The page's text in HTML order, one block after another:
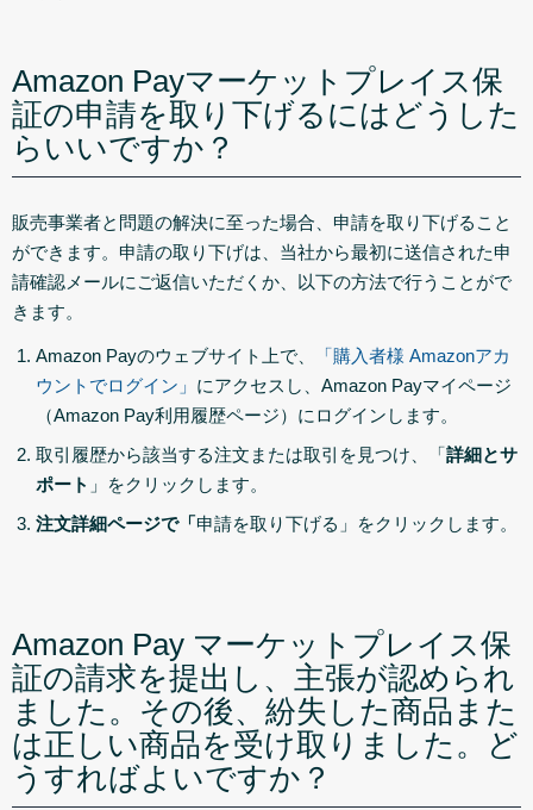
Amazon Payマーケットプレイス保
証の申請を取り下げるにはどうした
らいいですか？
販売事業者と問題の解決に至った場合、申請を取り下げること
ができます。申請の取り下げは、当社から最初に送信された申
請確認メールにご返信いただくか、以下の方法で行うことがで
きます。
Amazon Payのウェブサイト上で、
「購入者様 Amazonアカ
ウントでログイン」 にアクセスし、Amazon Payマイページ
（Amazon Pay利用履歴ページ）にログインします。
取引履歴から該当する注文または取引を見つけ、「詳細とサ
ポート 」をクリックします。
注文詳細ページで「申請を取り下げる」をクリックします。
Amazon Pay マーケットプレイス保
証の請求を提出し、主張が認められ
ました。その後、紛失した商品また
は正しい商品を受け取りました。ど
うすればよいですか？